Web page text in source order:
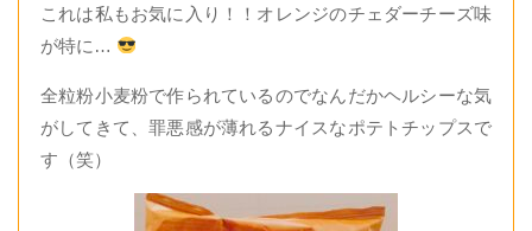
これは私もお気に入り！！オレンジのチェダーチーズ味
が特に…
全粒粉小麦粉で作られているのでなんだかヘルシーな気
がしてきて、罪悪感が薄れるナイスなポテトチップスで
す（笑）